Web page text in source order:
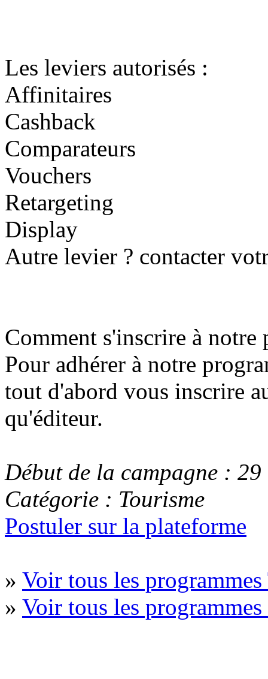
Les leviers autorisés :
Affinitaires
Cashback
Comparateurs
Vouchers
Retargeting
Display
Autre levier ? contacter
Comment s'inscrire à
Pour adhérer à notre
tout d'abord vous inscrire
qu'éditeur.
Début de la campagne :
Catégorie : Tourisme
Postuler sur la plateforme
» Voir tous les
» Voir tous les